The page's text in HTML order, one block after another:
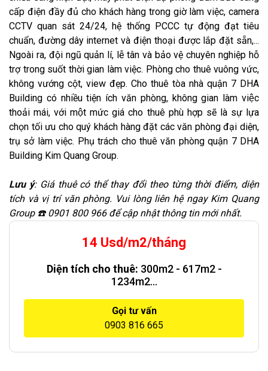
cấp điện đầy đủ cho khách hàng trong giờ làm việc, camera
CCTV quan sát 24/24, hệ thống PCCC tự động đạt tiêu
chuẩn, đường dây internet và điện thoại được lắp đặt sẵn,...
Ngoài ra, đội ngũ quản lí, lễ tân và bảo vệ chuyên nghiệp hỗ
trợ trong suốt thời gian làm việc. Phòng cho thuê vuông vức,
không vướng cột, view đẹp. Cho thuê tòa nhà quận 7 DHA
Building có nhiều tiện ích văn phòng, không gian làm việc
thoải mái, với một mức giá cho thuê phù hợp sẽ là sự lựa
chọn tối ưu cho quý khách hàng đặt các văn phòng đại diện,
trụ sở làm việc. Phụ trách cho thuê văn phòng quận 7 DHA
Building Kim Quang Group.
Lưu ý: Giá thuê có thể thay đổi theo từng thời điểm, diện
tích và vị trí văn phòng. Vui lòng liên hệ ngay Kim Quang
Group ☎️ 0901 800 966 để cập nhật thông tin mới nhất.
14 Usd/m2/tháng
Diện tích cho thuê: 300m2 - 617m2 -
1234m2...
Gọi tư vấn
0903 816 665